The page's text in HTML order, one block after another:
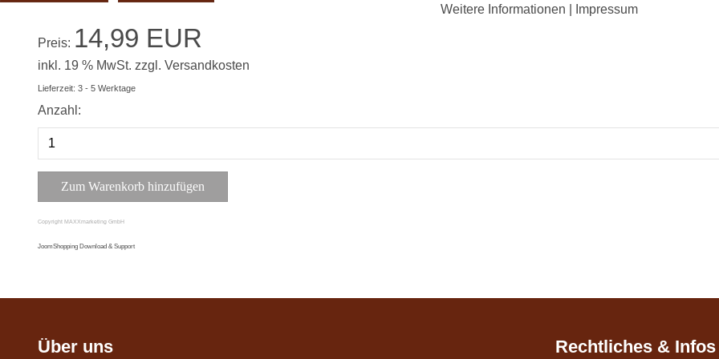
Preis: 14,99 EUR
inkl. 19 % MwSt. zzgl. Versandkosten
Lieferzeit: 3 - 5 Werktage
Anzahl:
Copyright MAXXmarketing GmbH
JoomShopping Download & Support
Über uns Rechtliches & Infos
Weitere Informationen
Impressum